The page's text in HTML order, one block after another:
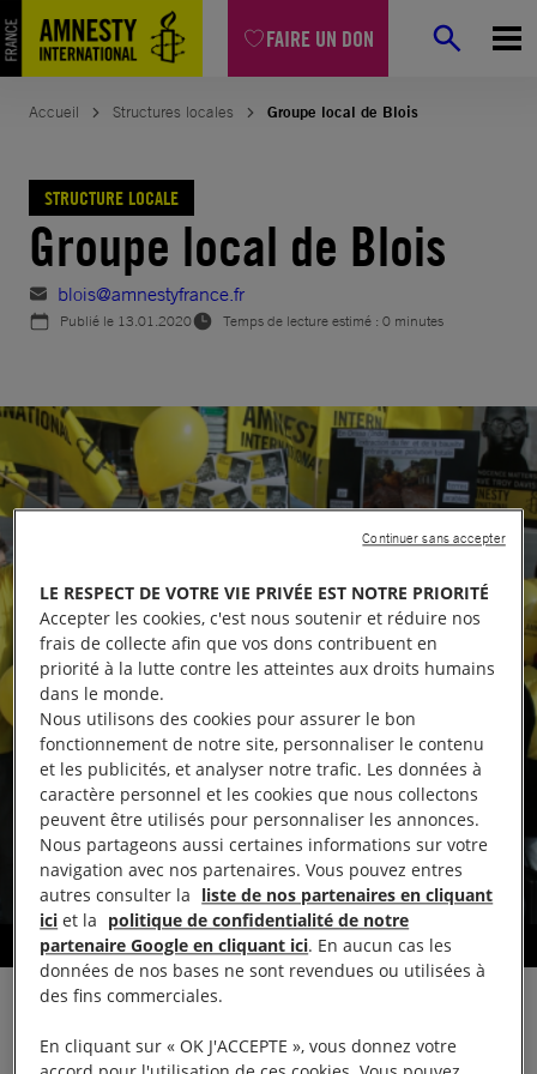
FAIRE UN DON
Aller
au
contenu
Accueil Structures locales Groupe local de Blois
STRUCTURE LOCALE
Groupe local de Blois
blois@amnestyfrance.fr
Publié le 13.01.2020 Temps de lecture estimé : 0 minutes
Défendre les droits humains
LE RESPECT DE VOTRE VIE PRIVÉE EST NOTRE PRIORITÉ
Accepter les cookies, c'est nous soutenir et réduire nos
frais de collecte afin que vos dons contribuent en
priorité à la lutte contre les atteintes aux droits humains
dans le monde.
Nous utilisons des cookies pour assurer le bon
fonctionnement de notre site, personnaliser le contenu
et les publicités, et analyser notre trafic. Les données à
caractère personnel et les cookies que nous collectons
peuvent être utilisés pour personnaliser les annonces.
Nous partageons aussi certaines informations sur votre
navigation avec nos partenaires. Vous pouvez entres
autres consulter la liste de nos partenaires en cliquant
ici et la politique de confidentialité de notre
partenaire Google en cliquant ici. En aucun cas les
données de nos bases ne sont revendues ou utilisées à
des fins commerciales.
En cliquant sur « OK J'ACCEPTE », vous donnez votre
Continuer sans accepter